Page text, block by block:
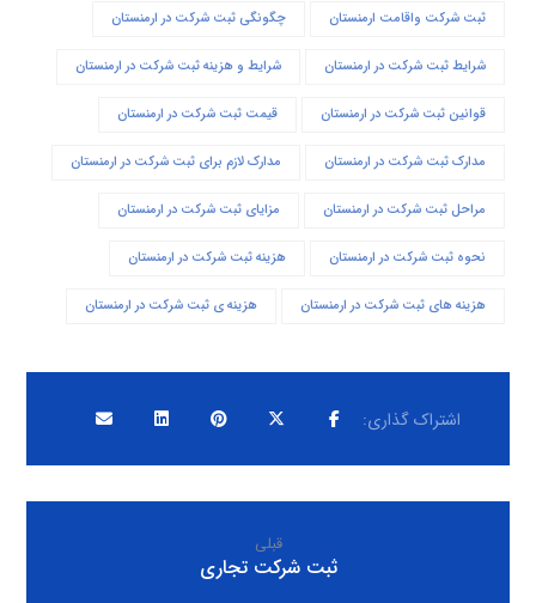
ثبت شرکت واقامت ارمنستان چگونگی ثبت شرکت در ارمنستان
شرایط ثبت شرکت در ارمنستان شرایط و هزینه ثبت شرکت در ارمنستان
قوانین ثبت شرکت در ارمنستان قیمت ثبت شرکت در ارمنستان
مدارک ثبت شرکت در ارمنستان مدارک لازم برای ثبت شرکت در ارمنستان
مراحل ثبت شرکت در ارمنستان مزایای ثبت شرکت در ارمنستان
نحوه ثبت شرکت در ارمنستان هزینه ثبت شرکت در ارمنستان
هزینه های ثبت شرکت در ارمنستان هزینه ی ثبت شرکت در ارمنستان
قبلی
ثبت شرکت تجاری